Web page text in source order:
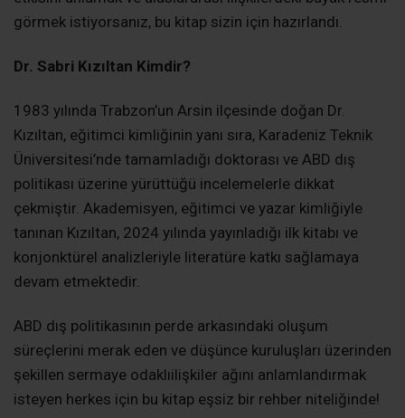
görmek istiyorsanız, bu kitap sizin için hazırlandı.
Dr. Sabri Kızıltan Kimdir?
1983 yılında Trabzon’un Arsin ilçesinde doğan Dr.
Kızıltan, eğitimci kimliğinin yanı sıra, Karadeniz Teknik
Üniversitesi’nde tamamladığı doktorası ve ABD dış
politikası üzerine yürüttüğü incelemelerle dikkat
çekmiştir. Akademisyen, eğitimci ve yazar kimliğiyle
tanınan Kızıltan, 2024 yılında yayınladığı ilk kitabı ve
konjonktürel analizleriyle literatüre katkı sağlamaya
devam etmektedir.
ABD dış politikasının perde arkasındaki oluşum
süreçlerini merak eden ve düşünce kuruluşları üzerinden
şekillen sermaye odaklıilişkiler ağını anlamlandırmak
isteyen herkes için bu kitap eşsiz bir rehber niteliğinde!